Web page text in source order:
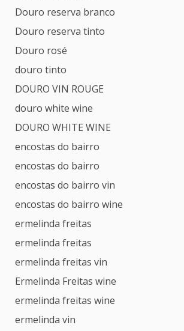
Douro reserva branco
Douro reserva tinto
Douro rosé
douro tinto
DOURO VIN ROUGE
douro white wine
DOURO WHITE WINE
encostas do bairro
encostas do bairro
encostas do bairro vin
encostas do bairro wine
ermelinda freitas
ermelinda freitas
ermelinda freitas vin
Ermelinda Freitas wine
ermelinda freitas wine
ermelinda vin